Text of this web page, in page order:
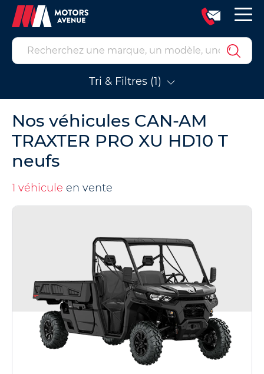
Tri & Filtres (1)
Nos véhicules CAN-AM
TRAXTER PRO XU HD10 T
neufs
1 véhicule en vente